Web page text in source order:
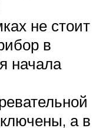
не стоит
в
начала
а в